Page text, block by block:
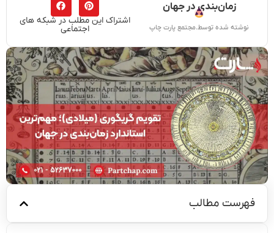
زمان‌بندی در جهان
نوشته شده توسط.مجتمع پارت چاپ
اشتراک این مطلب در شبکه های
اجتماعی
فهرست مطالب